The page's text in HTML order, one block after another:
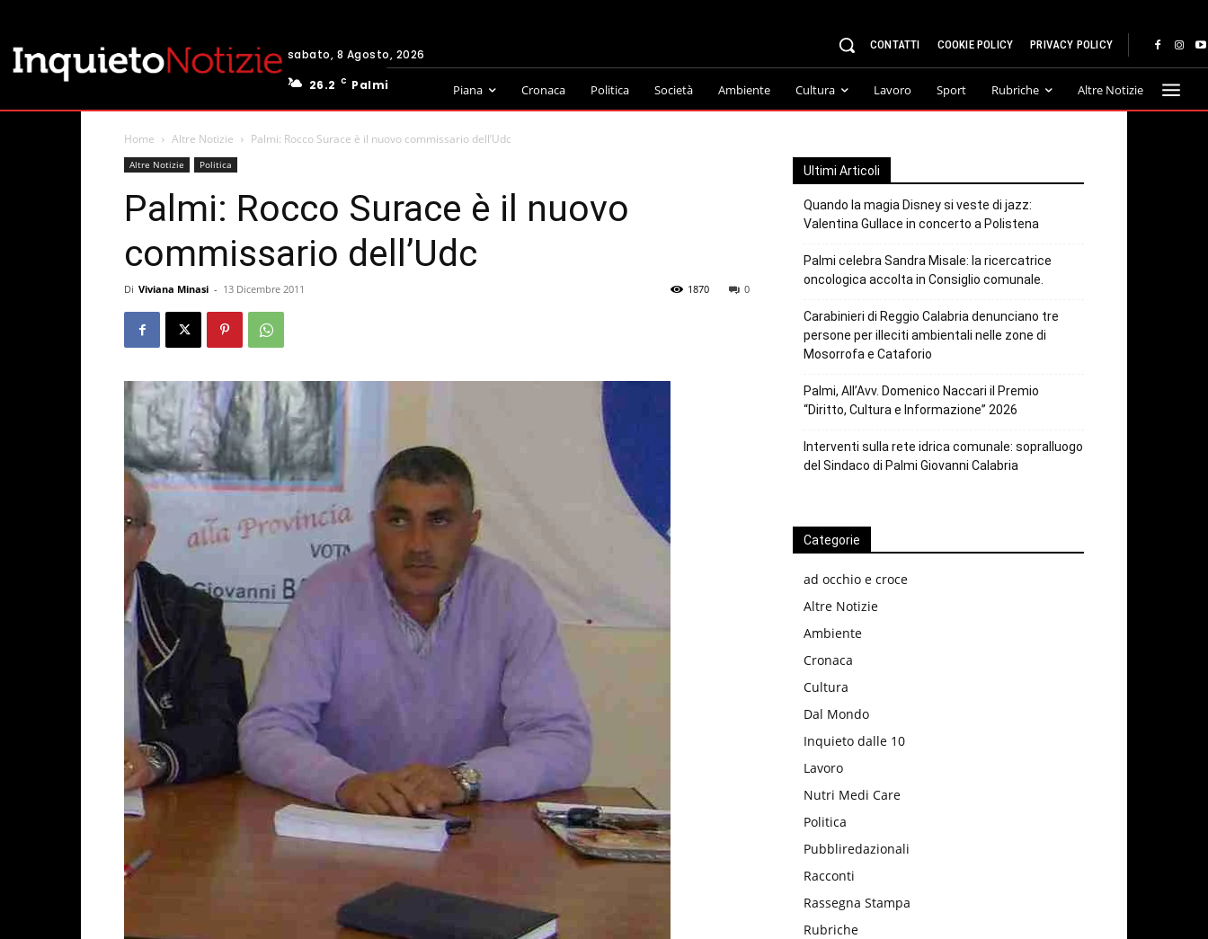
sabato, 8 Agosto, 2026
26.2
C Palmi
CONTATTI COOKIE POLICY PRIVACY POLICY
Piana Cronaca Politica Società Ambiente Cultura Lavoro Sport Rubriche Altre Notizie
Home Altre Notizie Palmi: Rocco Surace è il nuovo commissario dell’Udc
Altre Notizie Politica
Palmi: Rocco Surace è il nuovo
commissario dell’Udc
Di Viviana Minasi - 13 Dicembre 2011 0
1870
Ultimi Articoli
Quando la magia Disney si veste di jazz:
Valentina Gullace in concerto a Polistena
Palmi celebra Sandra Misale: la ricercatrice
oncologica accolta in Consiglio comunale.
Carabinieri di Reggio Calabria denunciano tre
persone per illeciti ambientali nelle zone di
Mosorrofa e Cataforio
Palmi, All’Avv. Domenico Naccari il Premio
“Diritto, Cultura e Informazione” 2026
Interventi sulla rete idrica comunale: sopralluogo
del Sindaco di Palmi Giovanni Calabria
Categorie
ad occhio e croce
Altre Notizie
Ambiente
Cronaca
Cultura
Dal Mondo
Inquieto dalle 10
Lavoro
Nutri Medi Care
Politica
Pubbliredazionali
Racconti
Rassegna Stampa
Rubriche